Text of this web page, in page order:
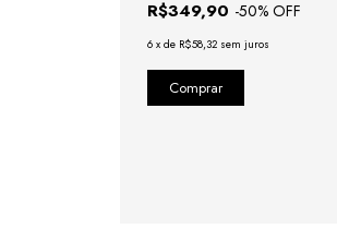
R$349,90 -50% OFF
6 x de R$58,32 sem juros